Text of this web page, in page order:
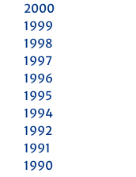
2000
1999
1998
1997
1996
1995
1994
1992
1991
1990